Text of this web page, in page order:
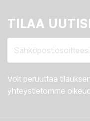
TILAA
Voit peruuttaa
yhteystietomme